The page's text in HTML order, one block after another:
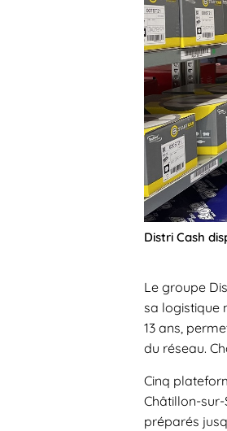
Distri Cash
Le groupe
sa logistique
13 ans,
du réseau.
Cinq
Châtillon-sur-
préparés